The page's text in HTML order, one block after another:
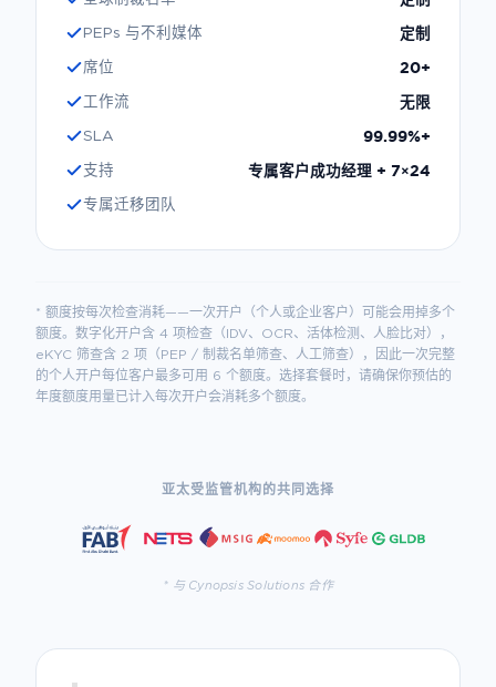
PEPs 与不利媒体 定制
席位 20+
工作流 无限
SLA 99.99%+
支持 专属客户成功经理 + 7×24
专属迁移团队
* 额度按每次检查消耗——一次开户（个人或企业客户）可能会用掉多个
额度。数字化开户含 4 项检查（IDV、OCR、活体检测、人脸比对），
eKYC 筛查含 2 项（PEP / 制裁名单筛查、人工筛查），因此一次完整
的个人开户每位客户最多可用 6 个额度。选择套餐时，请确保你预估的
年度额度用量已计入每次开户会消耗多个额度。
亚太受监管机构的共同选择
* 与 Cynopsis Solutions 合作